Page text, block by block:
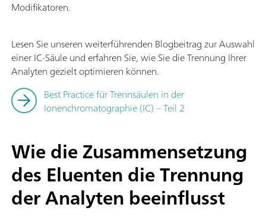
Modifikatoren.
Lesen Sie unseren weiterführenden Blogbeitrag zur Auswahl
einer IC-Säule und erfahren Sie, wie Sie die Trennung Ihrer
Analyten gezielt optimieren können.
Best Practice für Trennsäulen in der
Ionenchromatographie (IC) – Teil 2
Wie die Zusammensetzung
des Eluenten die Trennung
der Analyten beeinflusst